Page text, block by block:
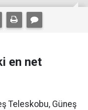
en net
Teleskobu, Güneş